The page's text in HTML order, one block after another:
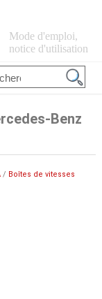
Mode d'emploi,
notice d'utilisation
Benz
/ Boîtes de vitesses